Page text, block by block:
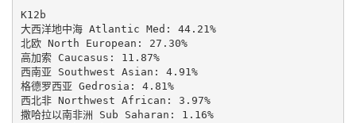
K12b
大西洋地中海 Atlantic Med: 44.21%
北欧 North European: 27.30%
高加索 Caucasus: 11.87%
西南亚 Southwest Asian: 4.91%
格德罗西亚 Gedrosia: 4.81%
西北非 Northwest African: 3.97%
撒哈拉以南非洲 Sub Saharan: 1.16%